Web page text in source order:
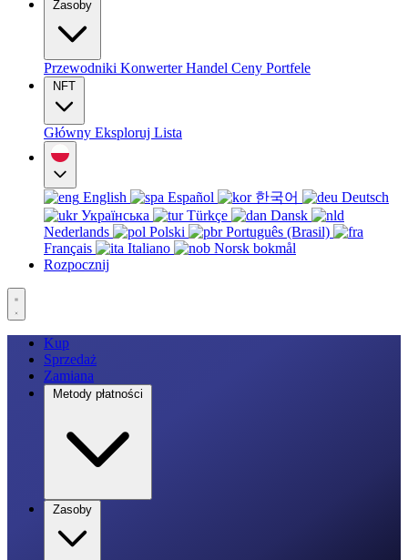
Zasoby
Przewodniki KonwerterHandel Ceny Portfele
NFT
Główny Eksploruj Lista
English Español 한국어
Deutsch
Українська
Türkçe
Dansk
Nederlands
Polski
Português (Brasil)
Français
Italiano
Norsk bokmål
Rozpocznij
Kup
Sprzedaż
Zamiana
Metody płatności
Zasoby